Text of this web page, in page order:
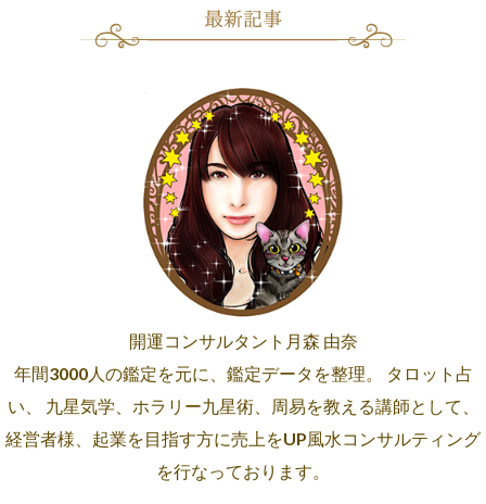
開運コンサルタント月森 由奈
年間3000人の鑑定を元に、鑑定データを整理。 タロット占
い、 九星気学、ホラリー九星術、周易を教える講師として、
経営者様、起業を目指す方に売上をUP風水コンサルティング
を行なっております。